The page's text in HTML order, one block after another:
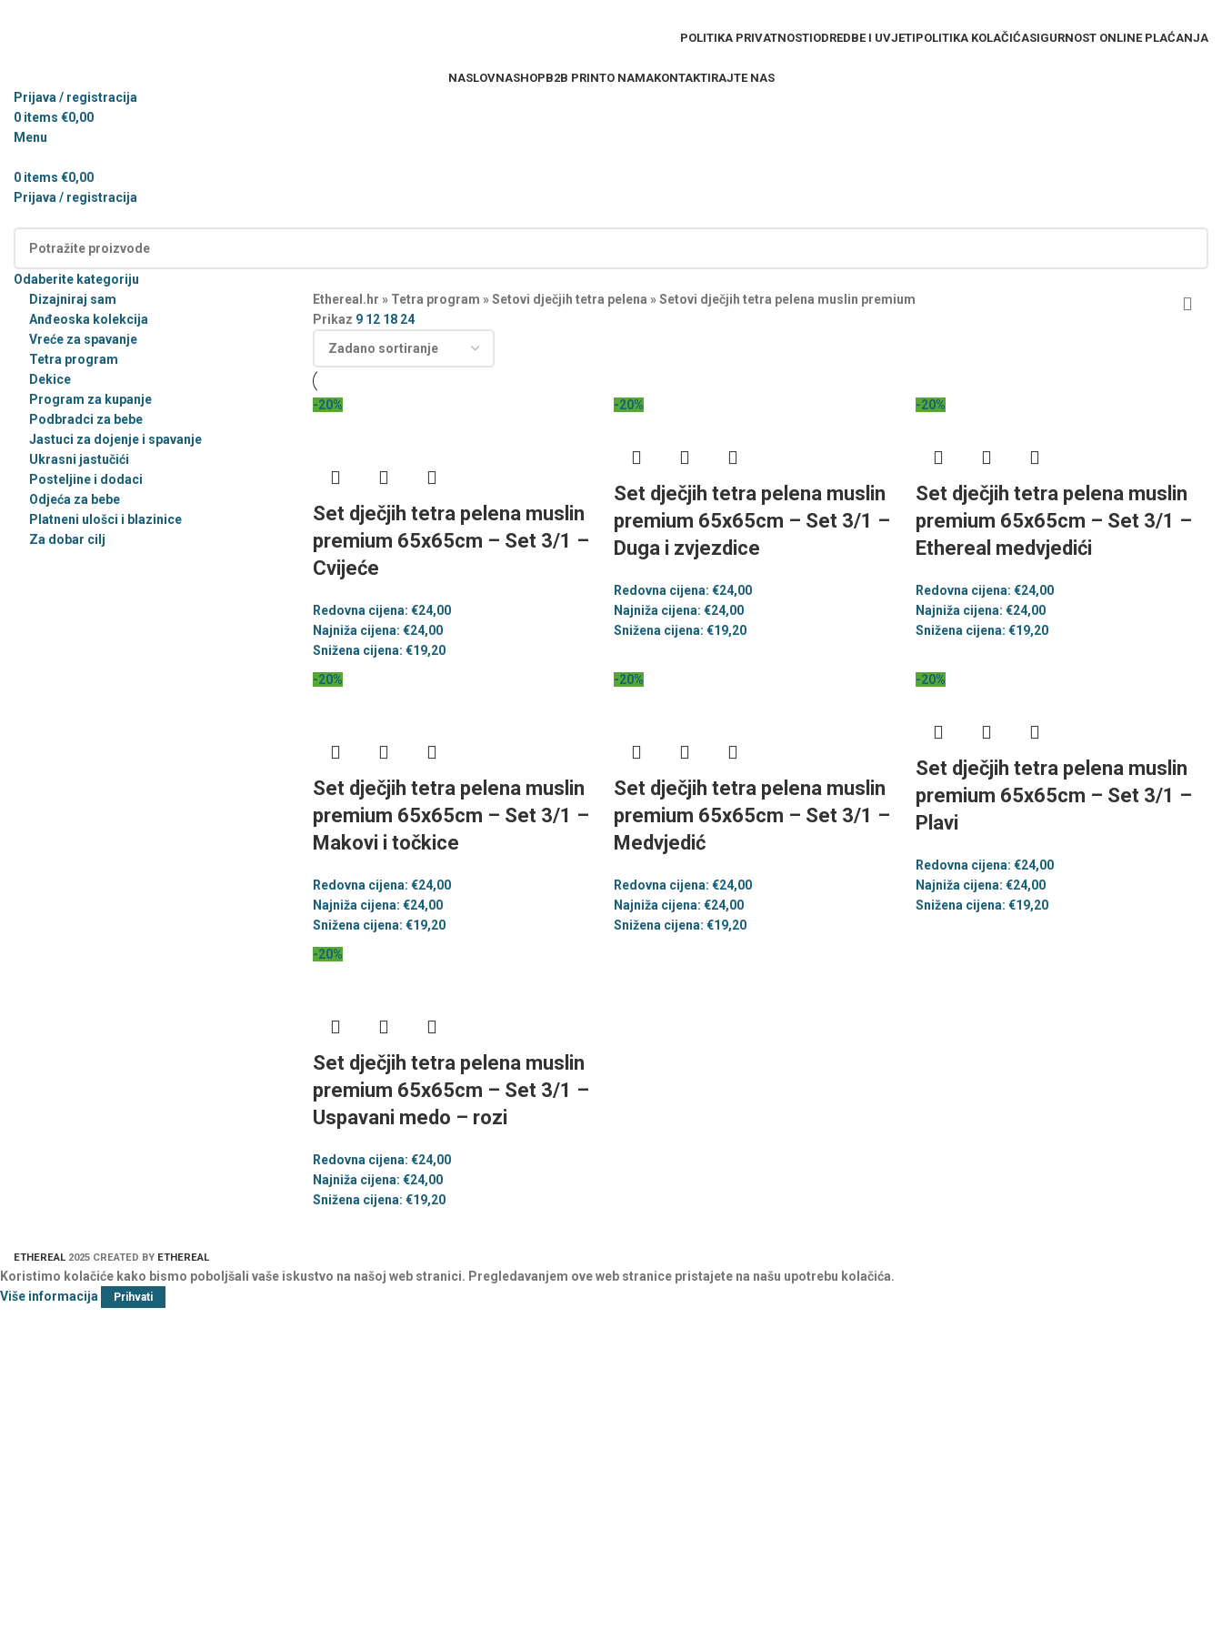
POLITIKA PRIVATNOSTIODREDBE I UVJETIPOLITIKA KOLAČIĆASIGURNOST ONLINE PLAĆANJA
NASLOVNASHOPB2B PRINTO NAMAKONTAKTIRAJTE NAS
Prijava / registracija
0 items €0,00
Menu
0 items €0,00
Prijava / registracija
Odaberite kategoriju
Dizajniraj sam
Anđeoska kolekcija
Vreće za spavanje
Tetra program
Dekice
Program za kupanje
Podbradci za bebe
Jastuci za dojenje i spavanje
Ukrasni jastučići
Posteljine i dodaci
Odjeća za bebe
Platneni ulošci i blazinice
Za dobar cilj
Ethereal.hr » Tetra program »Setovi dječjih tetra pelena »Setovi dječjih tetra pelena muslin premium
Prikaz 9 12 18 24
-20%
Set dječjih tetra pelena muslin
premium 65x65cm – Set 3/1 –
Cvijeće
Redovna cijena: €24,00
Najniža cijena: €24,00
Snižena cijena: €19,20
-20%
Set dječjih tetra pelena muslin
premium 65x65cm – Set 3/1 –
Duga i zvjezdice
Redovna cijena:€24,00
Najniža cijena:€24,00
Snižena cijena:€19,20
-20%
Set dječjih tetra pelena muslin
premium 65x65cm – Set 3/1 –
Ethereal medvjedići
Redovna cijena:€24,00
Najniža cijena:€24,00
Snižena cijena:€19,20
-20%
Set dječjih tetra pelena muslin
premium 65x65cm – Set 3/1 –
Makovi i točkice
Redovna cijena: €24,00
Najniža cijena: €24,00
Snižena cijena: €19,20
-20%
Set dječjih tetra pelena muslin
premium 65x65cm – Set 3/1 –
Medvjedić
Redovna cijena:€24,00
Najniža cijena:€24,00
Snižena cijena:€19,20
-20%
Set dječjih tetra pelena muslin
premium 65x65cm – Set 3/1 –
Plavi
Redovna cijena:€24,00
Najniža cijena:€24,00
Snižena cijena:€19,20
-20%
Set dječjih tetra pelena muslin
premium 65x65cm – Set 3/1 –
Uspavani medo – rozi
Redovna cijena: €24,00
Najniža cijena: €24,00
Snižena cijena: €19,20
ETHEREAL 2025 CREATED BY ETHEREAL
Koristimo kolačiće kako bismo poboljšali vaše iskustvo na našoj web stranici. Pregledavanjem ove web stranice pristajete na našu upotrebu kolačića.
Više informacija
Prihvati